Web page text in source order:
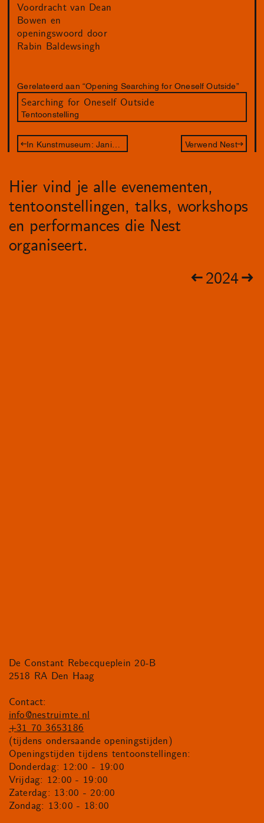
Voordracht van Dean
Bowen en
openingswoord door
Rabin Baldewsingh
Gerelateerd aan “Opening Searching for Oneself Outside”
Searching for Oneself Outside
Tentoonstelling
In Kunstmuseum: Janice McNab – Our Spectral Gardens Verwend Nest
Hier vind je alle evenementen,
tentoonstellingen, talks, workshops
en performances die Nest
organiseert.
2024
De Constant Rebecqueplein 20-B
2518 RA Den Haag
Contact:
info@nestruimte.nl
+31 70 3653186
(tijdens ondersaande openingstijden)
Openingstijden tijdens tentoonstellingen:
Donderdag: 12:00 - 19:00
Vrijdag: 12:00 - 19:00
Zaterdag: 13:00 - 20:00
Zondag: 13:00 - 18:00